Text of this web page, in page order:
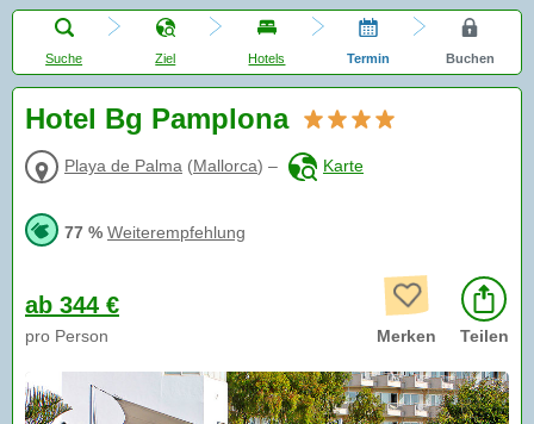
Suche Ziel Hotels Termin Buchen
Hotel Bg Pamplona
Playa de Palma (Mallorca) – Karte
77 % Weiterempfehlung
ab 344 €
pro Person Merken Teilen